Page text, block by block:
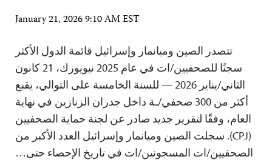
January 21, 2026 9:10 AM EST
تتصدر الصين وميانمار وإسرائيل قائمة الدول الأكثر
سجنًا للصحفيين/ات في عام 2025 نيويورك، 21 كانون
الثاني/يناير 2026 — للسنة الخامسة على التوالي، يقبع
أكثر من 300 صحفي/ـة داخل جدران الزنازين في نهاية
العام، وفقًا لتقرير جديد صادر عن لجنة حماية الصحفيين
(CPJ). سجلت الصين وميانمار وإسرائيل العدد الأكبر من
الصحفيين/ات المسجونين/ات في تاريخ الإحصاء حتى…